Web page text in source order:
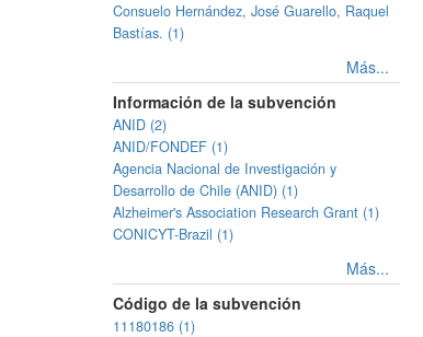
Consuelo Hernández, José Guarello, Raquel
Bastías. (1)
Más...
Información de la subvención
ANID (2)
ANID/FONDEF (1)
Agencia Nacional de Investigación y
Desarrollo de Chile (ANID) (1)
Alzheimer's Association Research Grant (1)
CONICYT-Brazil (1)
Más...
Código de la subvención
11180186 (1)